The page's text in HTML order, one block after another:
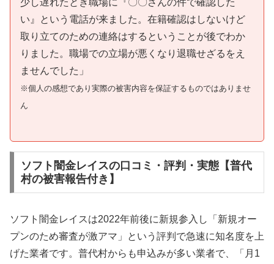
少し遅れたとき職場に『〇〇さんの件で確認した
い』という電話が来ました。在籍確認はしないけど
取り立てのための連絡はするということが後でわか
りました。職場での立場が悪くなり退職せざるをえ
ませんでした」
※個人の感想であり実際の被害内容を保証するものではありませ
ん
ソフト闇金レイスの口コミ・評判・実態【普代
村の被害報告付き】
ソフト闇金レイスは2022年前後に新規参入し「新規オー
プンのため審査が激アマ」という評判で急速に知名度を上
げた業者です。普代村からも申込みが多い業者で、「月1